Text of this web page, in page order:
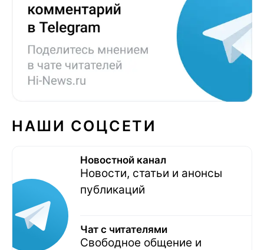
НАШИ СОЦСЕТИ
Новостной канал
Новости, статьи и анонсы
публикаций
Чат с читателями
Свободное общение и